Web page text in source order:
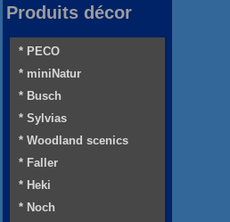
Produits décor
* PECO
* miniNatur
* Busch
* Sylvias
* Woodland scenics
* Faller
* Heki
* Noch